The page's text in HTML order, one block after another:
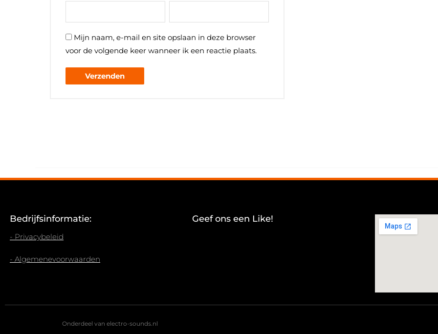
Mijn naam, e-mail en site opslaan in deze browser
voor de volgende keer wanneer ik een reactie plaats.
Bedrijfsinformatie:
- Privacybeleid
- Algemenevoorwaarden
Geef ons een Like!
Onderdeel van electro-sounds.nl